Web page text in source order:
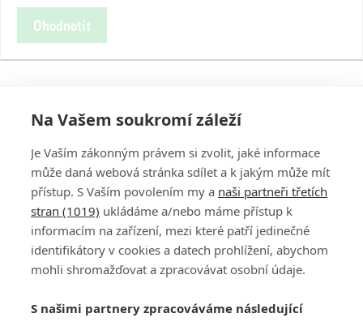
Ohodnotit
PŘIHLÁSIT
REGISTROVAT
DISKUZE
Šéfredaktorkou webu jePetr Slavík, e-mailserialy@fandimefilmu.cz
Na Vašem soukromí záleží
Je Vaším zákonným právem si zvolit, jaké informace
může daná webová stránka sdílet a k jakým může mít
přístup. S Vaším povolením my a naši partneři třetích
stran (1019) ukládáme a/nebo máme přístup k
informacím na zařízení, mezi které patří jedinečné
identifikátory v cookies a datech prohlížení, abychom
mohli shromažďovat a zpracovávat osobní údaje.
S našimi partnery zpracováváme následující